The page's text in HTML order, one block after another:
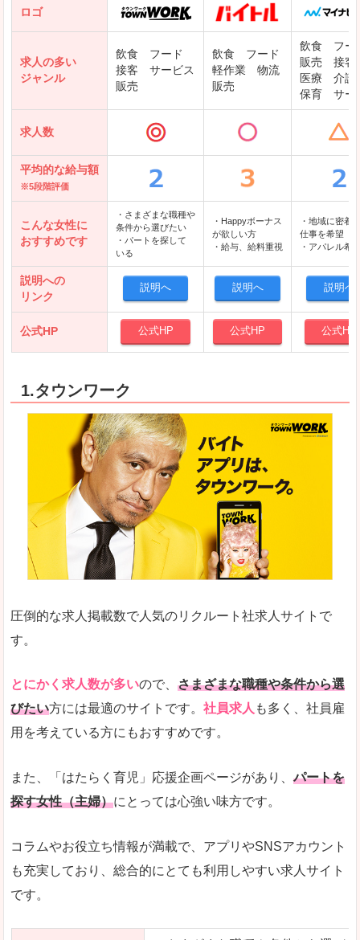
クリーデンス
テンプスタッフ
アパレル転職なび
ロゴ
求人の多い
ジャンル
飲食 フード
接客 サービス
販売
飲食 フード
軽作業 物流
販売
飲食 フー
販売 接客
医療 介護
保育 サー
求人数
平均的な給与額
※5段階評価
こんな女性に
おすすめです
・さまざまな職種や
条件から選びたい
・パートを探して
いる
・Happyボーナス
が欲しい方
・給与、給料重視
・地域に密着
仕事を希望
・アパレル希
説明への
リンク
説明へ 説明へ 説明へ
公式HP 公式HP 公式HP 公式HP
1.タウンワーク
圧倒的な求人掲載数で人気のリクルート社求人サイトで
す。
とにかく求人数が多いので、 さまざまな職種や条件から選
びたい方には最適のサイトです。 社員求人 も多く、社員雇
用を考えている方にもおすすめです。
また、「はたらく育児」応援企画ページがあり、パートを
探す女性（主婦）にとっては心強い味方です。
コラムやお役立ち情報が満載で、アプリやSNSアカウント
も充実しており、総合的にとても利用しやすい求人サイト
です。